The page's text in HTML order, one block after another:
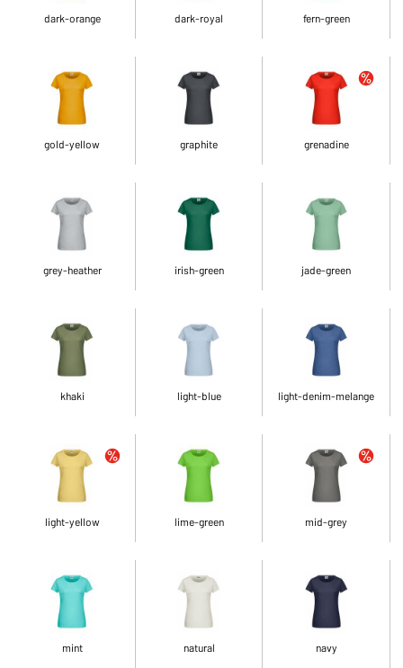
dark-orange dark-royal fern-green
gold-yellow graphite grenadine
grey-heather irish-green jade-green
khaki light-blue light-denim-melange
light-yellow lime-green mid-grey
mint natural navy